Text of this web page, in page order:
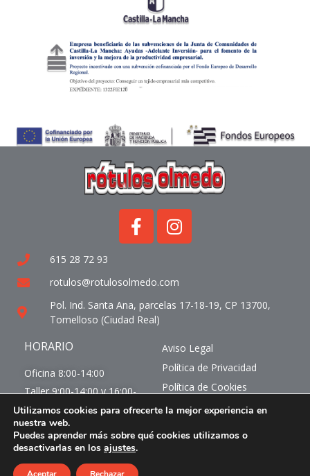
615 28 72 93
rotulos@rotulosolmedo.com
Pol. Ind. Santa Ana, parcelas 17-18-19, CP 13700,
Tomelloso (Ciudad Real)
HORARIO
Oficina 8:00-14:00
Taller 9:00-14:00 y 16:00-
19:00
Aviso Legal
Política de Privacidad
Política de Cookies
Condiciones de uso
© 2024. Rótulos Olmedo. Todos los derechos
reservados.
Diseño y posicionamiento por
Utilizamos cookies para ofrecerte la mejor experiencia en
nuestra web.
Puedes aprender más sobre qué cookies utilizamos o
desactivarlas en los ajustes.